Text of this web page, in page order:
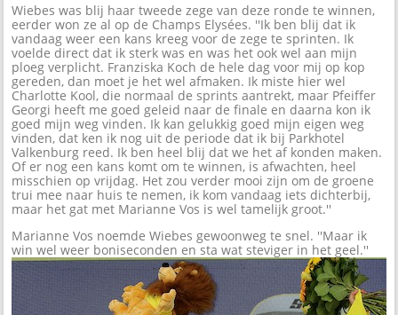
Wiebes was blij haar tweede zege van deze ronde te winnen,
eerder won ze al op de Champs Elysées. ''Ik ben blij dat ik
vandaag weer een kans kreeg voor de zege te sprinten. Ik
voelde direct dat ik sterk was en was het ook wel aan mijn
ploeg verplicht. Franziska Koch de hele dag voor mij op kop
gereden, dan moet je het wel afmaken. Ik miste hier wel
Charlotte Kool, die normaal de sprints aantrekt, maar Pfeiffer
Georgi heeft me goed geleid naar de finale en daarna kon ik
goed mijn weg vinden. Ik kan gelukkig goed mijn eigen weg
vinden, dat ken ik nog uit de periode dat ik bij Parkhotel
Valkenburg reed. Ik ben heel blij dat we het af konden maken.
Of er nog een kans komt om te winnen, is afwachten, heel
misschien op vrijdag. Het zou verder mooi zijn om de groene
trui mee naar huis te nemen, ik kom vandaag iets dichterbij,
maar het gat met Marianne Vos is wel tamelijk groot.''
Marianne Vos noemde Wiebes gewoonweg te snel. ''Maar ik
win wel weer boniseconden en sta wat steviger in het geel.''